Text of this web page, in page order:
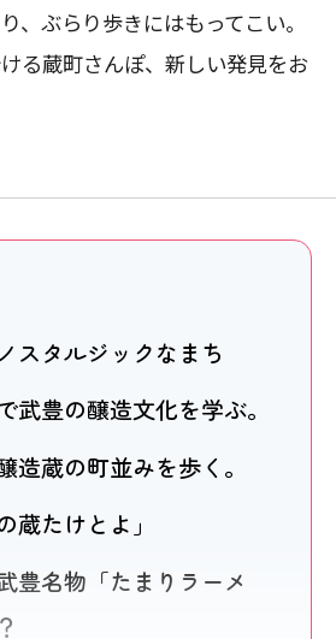
、ぶらり歩きにはもってこい。
る蔵町さんぽ、新しい発見をお
スタルジックなまち
武豊の醸造文化を学ぶ。
造蔵の町並みを歩く。
蔵たけとよ」
豊名物「たまりラーメ